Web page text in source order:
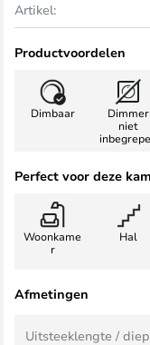
Artikel:
Productvoordelen
Dimbaar
Dimmer
niet
Perfect voor deze
Woonkame
r
Hal
Afmetingen
Uitsteeklengte /